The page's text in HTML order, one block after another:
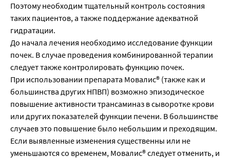
Поэтому необходим тщательный контроль состояния
таких пациентов, а также поддержание адекватной
гидратации.
До начала лечения необходимо исследование функции
почек. В случае проведения комбинированной терапии
следует также контролировать функцию почек.
При использовании препарата Мовалис® (также как и
большинства других НПВП) возможно эпизодическое
повышение активности трансаминаз в сыворотке крови
или других показателей функции печени. В большинстве
случаев это повышение было небольшим и преходящим.
Если выявленные изменения существенны или не
уменьшаются со временем, Мовалис® следует отменить, и